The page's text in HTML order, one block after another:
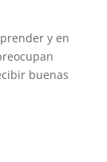
y en
buenas